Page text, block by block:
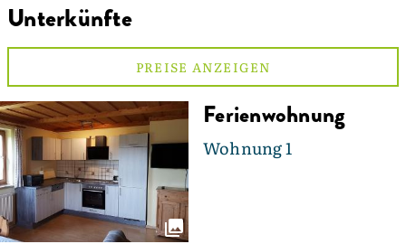
Unterkünfte
PREISE ANZEIGEN
Ferienwohnung
Wohnung 1